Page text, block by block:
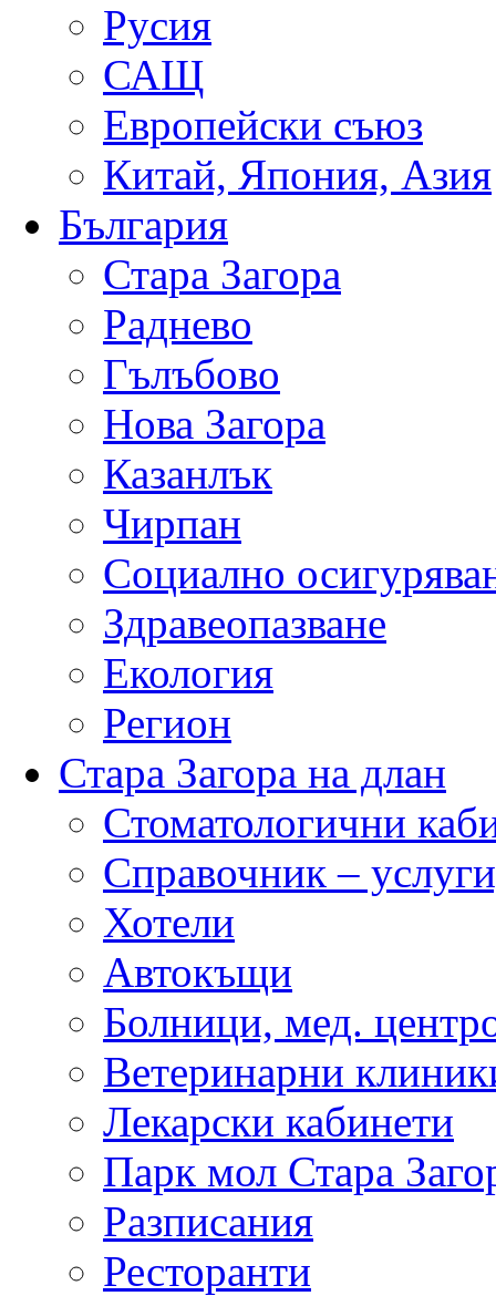
Русия
САЩ
Европейски съюз
Китай, Япония, Азия
България
Стара Загора
Раднево
Гълъбово
Нова Загора
Казанлък
Чирпан
Социално
Здравеопазване
Екология
Регион
Стара Загора на длан
Стоматологични
Справочник –
Хотели
Автокъщи
Болници, мед.
Ветеринарни
Лекарски кабинети
Парк мол Стара
Разписания
Ресторанти